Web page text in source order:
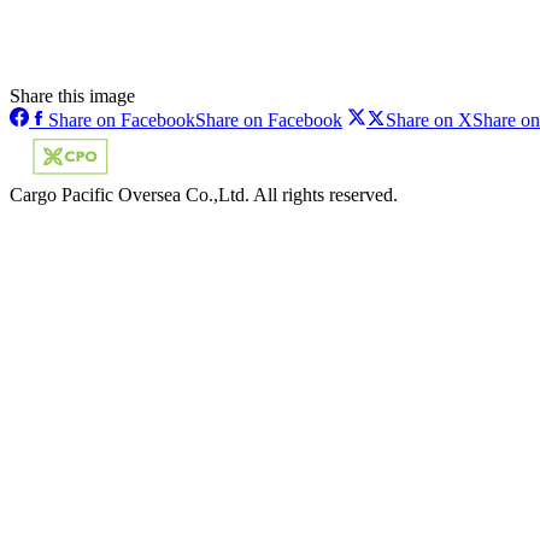
Share this image
Share on FacebookShare on Facebook Share on XShare
Cargo Pacific Oversea Co.,Ltd. All rights reserved.